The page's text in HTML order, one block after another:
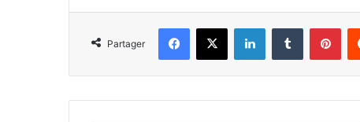
Partager
Facebook
X LinkedinTumblr